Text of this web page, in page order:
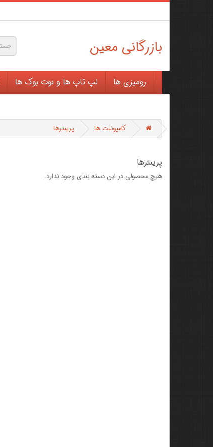
بازرگانی معین
رومیزی ها لپ تاپ ها و نوت بوک ها
کامپوننت ها پرینترها
پرینترها
هیچ محصولی در این دسته بندی وجود ندارد.